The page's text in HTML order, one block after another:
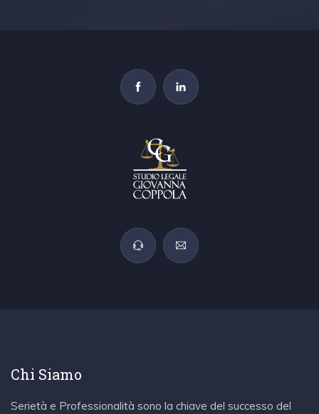
Chi Siamo
Serietà e Professionalità sono la chiave del successo del